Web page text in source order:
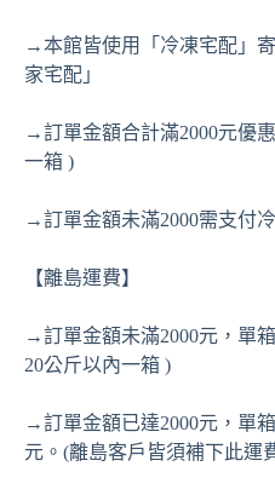
→本館皆使用「冷凍宅配」
家宅配」
→訂單金額合計滿2000元優
一箱 )
→訂單金額未滿2000需支付
【離島運費】
→訂單金額未滿2000元，單
20公斤以內一箱 )
→訂單金額已達2000元，單
元。(離島客戶皆須補下此運